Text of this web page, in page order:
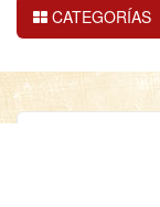
CATEGORÍAS